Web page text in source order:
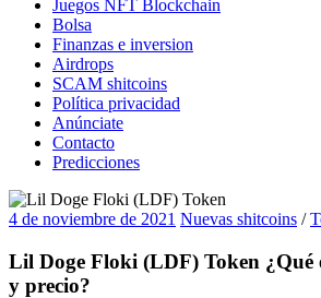
Juegos NFT Blockchain
Bolsa
Finanzas e inversion
Airdrops
SCAM shitcoins
Política privacidad
Anúnciate
Contacto
Predicciones
4 de noviembre de 2021 Nuevas shitcoins /
Lil Doge Floki (LDF) Token ¿Qué
y precio?